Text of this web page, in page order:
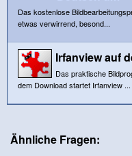
Das kostenlose
etwas verwirrend, besond...
Irfanview auf
Das praktische
dem Download startet Irfanview ...
Ähnliche Fragen: